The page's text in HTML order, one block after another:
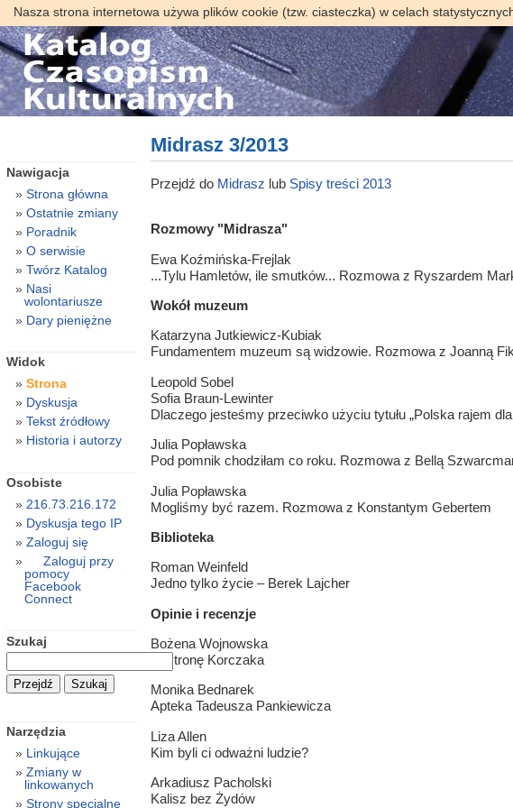
Nasza strona internetowa używa plików cookie (tzw. ciasteczka) w celach
Midrasz 3/2013
Przejdź do Midrasz lub Spisy treści 2013
Rozmowy "Midrasza"
Ewa Koźmińska-Frejlak
...Tylu Hamletów, ile smutków... Rozmowa z Ryszardem
Wokół muzeum
Katarzyna Jutkiewicz-Kubiak
Fundamentem muzeum są widzowie. Rozmowa z Joanną
Leopold Sobel
Sofia Braun-Lewinter
Dlaczego jesteśmy przeciwko użyciu tytułu „Polska rajem
Julia Popławska
Pod pomnik chodziłam co roku. Rozmowa z Bellą
Julia Popławska
Mogliśmy być razem. Rozmowa z Konstantym Gebertem
Biblioteka
Roman Weinfeld
Jedno tylko życie – Berek Lajcher
Opinie i recenzje
Bożena Wojnowska
W stronę Korczaka
Monika Bednarek
Apteka Tadeusza Pankiewicza
Liza Allen
Kim byli ci odważni ludzie?
Arkadiusz Pacholski
Kalisz bez Żydów
Nawigacja
Strona główna
Ostatnie zmiany
Poradnik
O serwisie
Twórz Katalog
Nasi
wolontariusze
Dary pieniężne
Widok
Strona
Dyskusja
Tekst źródłowy
Historia i autorzy
Osobiste
216.73.216.172
Dyskusja tego IP
Zaloguj się
Zaloguj przy
pomocy
Facebook
Connect
Szukaj
Narzędzia
Linkujące
Zmiany w
linkowanych
Strony specjalne